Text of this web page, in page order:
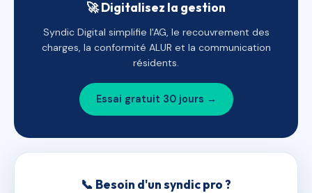
🚀 Digitalisez la gestion
Syndic Digital simplifie l'AG, le recouvrement des
charges, la conformité ALUR et la communication
résidents.
Essai gratuit 30 jours →
📞 Besoin d'un syndic pro ?